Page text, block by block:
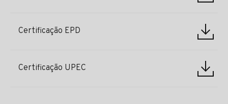
Certificação EPD
Certificação UPEC